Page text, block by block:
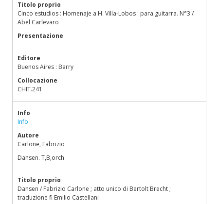
Titolo proprio
Cinco estudios : Homenaje a H. Villa-Lobos : para guitarra. N°3 /
Abel Carlevaro
Presentazione
Editore
Buenos Aires : Barry
Collocazione
CHIT.241
Info
Info
Autore
Carlone, Fabrizio
Dansen. T,B,orch
Titolo proprio
Dansen / Fabrizio Carlone ; atto unico di Bertolt Brecht ;
traduzione fi Emilio Castellani